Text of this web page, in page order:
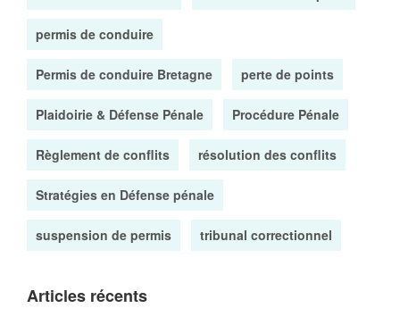
permis de conduire
Permis de conduire Bretagne perte de points
Plaidoirie & Défense Pénale Procédure Pénale
Règlement de conflits résolution des conflits
Stratégies en Défense pénale
suspension de permis tribunal correctionnel
Articles récents